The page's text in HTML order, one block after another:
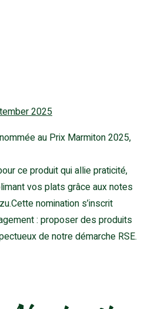
2025
au Prix Marmiton 2025,
ce produit qui allie praticité,
vos plats grâce aux notes
nomination s’inscrit
: proposer des produits
de notre démarche RSE.